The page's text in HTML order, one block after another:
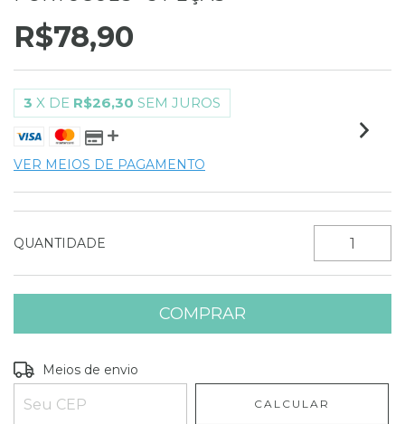
R$78,90
3 X DE R$26,30 SEM JUROS
VER MEIOS DE PAGAMENTO
QUANTIDADE
Entregas para o CEP:
Meios de envio
CALCULAR